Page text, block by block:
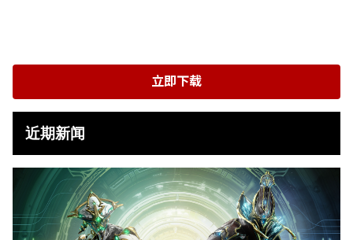
立即下载
近期新闻